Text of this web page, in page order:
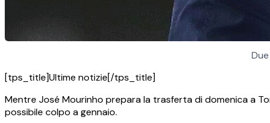
[tps_title]Ultime notizie[/tps_title]
Mentre José Mourinho prepara la trasferta di domenica a
possibile colpo a gennaio.